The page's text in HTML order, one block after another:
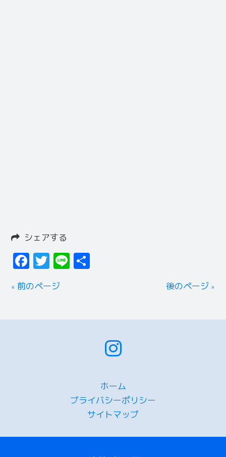
シェアする
Facebook
Twitter
Line
« 前のページ 後のページ »
ホーム
プライバシーポリシー
サイトマップ